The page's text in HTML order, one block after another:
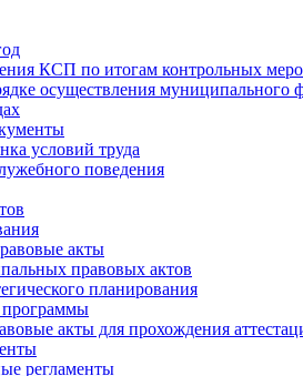
КСП по итогам контрольных
осуществления муниципального
условий труда
поведения
акты
правовых актов
планирования
акты для прохождения
регламенты